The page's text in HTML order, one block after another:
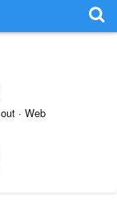
· Web